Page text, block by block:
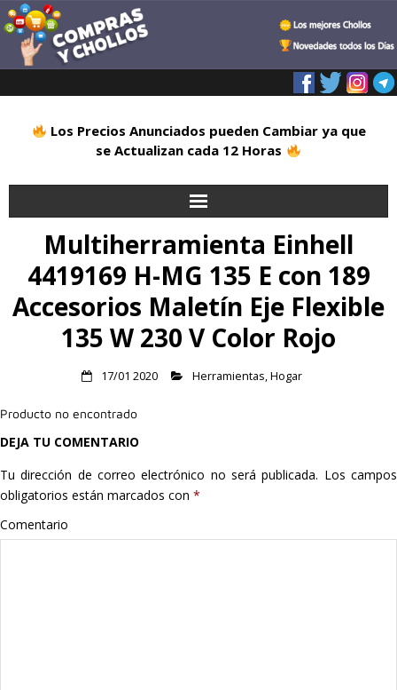
Los Precios Anunciados pueden Cambiar ya que
se Actualizan cada 12 Horas
Inicio
Alimentación
Hogar
Listas
Multiherramienta Einhell
4419169 H-MG 135 E con 189
Accesorios Maletín Eje Flexible
135 W 230 V Color Rojo
17/01 2020 Herramientas,Hogar
Producto no encontrado
DEJA TU COMENTARIO
Tu dirección de correo electrónico no será publicada. Los campos
obligatorios están marcados con *
Comentario